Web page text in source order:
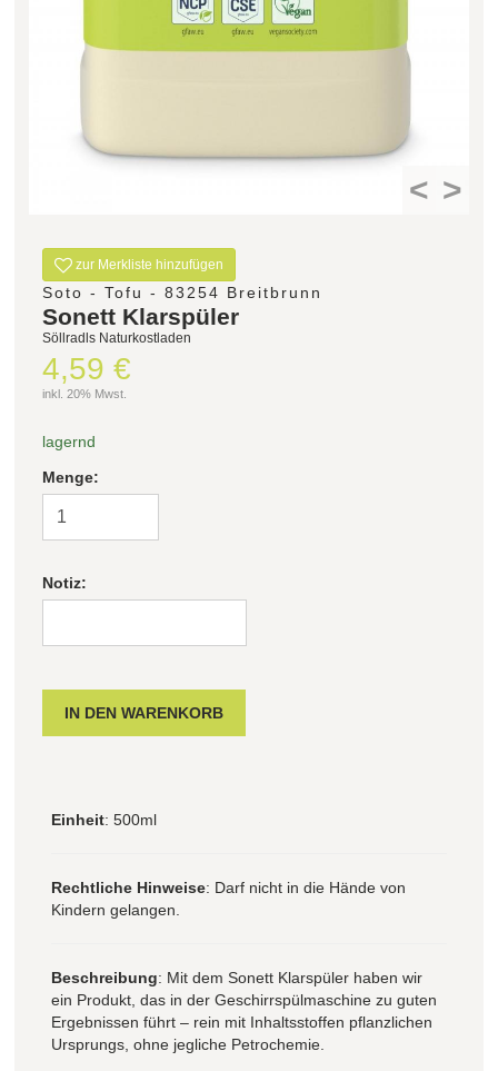
< >
zur Merkliste hinzufügen
Soto - Tofu - 83254 Breitbrunn
Sonett Klarspüler
Söllradls Naturkostladen
4,59 €
inkl. 20% Mwst.
lagernd
Menge:
Notiz:
Einheit: 500ml
Rechtliche Hinweise: Darf nicht in die Hände von
Kindern gelangen.
Beschreibung: Mit dem Sonett Klarspüler haben wir
ein Produkt, das in der Geschirrspülmaschine zu guten
Ergebnissen führt – rein mit Inhaltsstoffen pflanzlichen
Ursprungs, ohne jegliche Petrochemie.